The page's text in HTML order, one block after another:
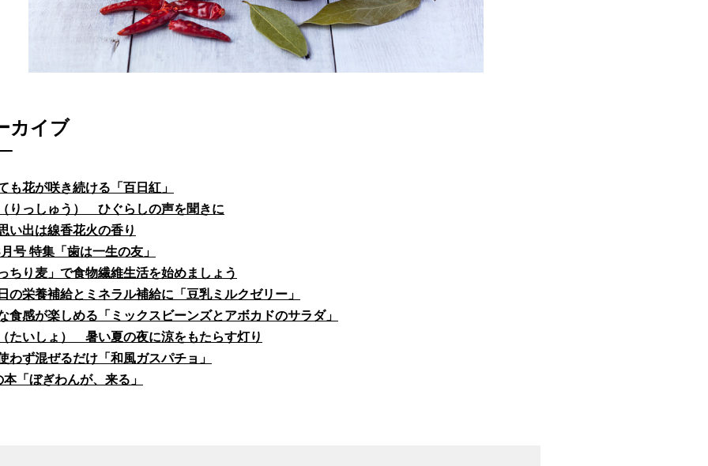
カイブ
も花が咲き続ける「百日紅」
りっしゅう） ひぐらしの声を聞きに
い出は線香花火の香り
号 特集「歯は一生の友」
ちり麦」で食物繊維生活を始めましょう
の栄養補給とミネラル補給に「豆乳ミルクゼリー」
食感が楽しめる「ミックスビーンズとアボカドのサラダ」
たいしょ） 暑い夏の夜に涼をもたらす灯り
わず混ぜるだけ「和風ガスパチョ」
本「ぼぎわんが、来る」